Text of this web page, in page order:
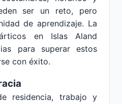
ser un reto, pero
de aprendizaje. La
en Islas Aland
para superar estos
con éxito.
residencia, trabajo y